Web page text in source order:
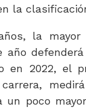
la
la mayor
año
en 2022, el
un poco